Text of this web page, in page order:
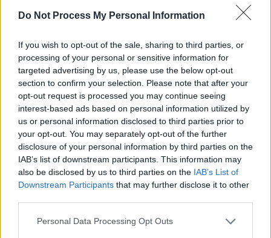
Do Not Process My Personal Information
If you wish to opt-out of the sale, sharing to third parties, or
processing of your personal or sensitive information for
targeted advertising by us, please use the below opt-out
section to confirm your selection. Please note that after your
opt-out request is processed you may continue seeing
interest-based ads based on personal information utilized by
us or personal information disclosed to third parties prior to
your opt-out. You may separately opt-out of the further
disclosure of your personal information by third parties on the
IAB’s list of downstream participants. This information may
also be disclosed by us to third parties on the IAB’s List of
Downstream Participants that may further disclose it to other
Please note that this website/app uses one or more Google
Personal Data Processing Opt Outs
την υπόθεση της ΑΜΚΕ Prolepsis.